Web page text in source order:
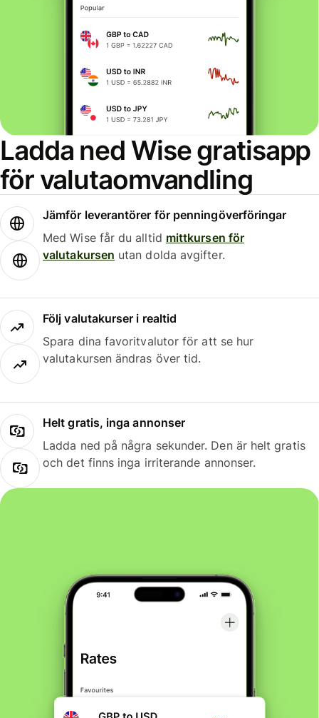
Ladda ned Wise gratisapp
för valutaomvandling
Jämför leverantörer för penningöverföringar
Med Wise får du alltid mittkursen för
valutakursen utan dolda avgifter.
Följ valutakurser i realtid
Spara dina favoritvalutor för att se hur
valutakursen ändras över tid.
Helt gratis, inga annonser
Ladda ned på några sekunder. Den är helt gratis
och det finns inga irriterande annonser.